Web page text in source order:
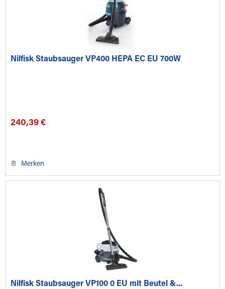
Nilfisk Staubsauger VP400 HEPA EC EU 700W
240,39 €
Merken
Nilfisk Staubsauger VP100 0 EU mit Beutel &...